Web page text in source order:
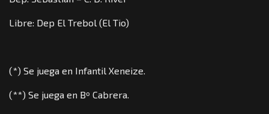
Libre: Dep El Trebol (El Tio)
(*) Se juega en Infantil Xeneize.
(**) Se juega en Bº Cabrera.